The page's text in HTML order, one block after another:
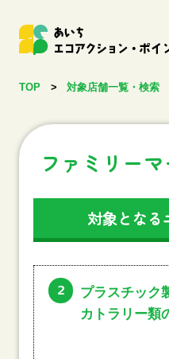
TOP > 対象店舗一覧・検索
ファミリー
対象となる
2
プラスチック
カトラリー類